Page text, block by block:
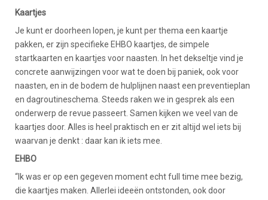
Kaartjes
Je kunt er doorheen lopen, je kunt per thema een kaartje
pakken, er zijn specifieke EHBO kaartjes, de simpele
startkaarten en kaartjes voor naasten. In het dekseltje vind je
concrete aanwijzingen voor wat te doen bij paniek, ook voor
naasten, en in de bodem de hulplijnen naast een preventieplan
en dagroutineschema. Steeds raken we in gesprek als een
onderwerp de revue passeert. Samen kijken we veel van de
kaartjes door. Alles is heel praktisch en er zit altijd wel iets bij
waarvan je denkt : daar kan ik iets mee.
EHBO
“Ik was er op een gegeven moment echt full time mee bezig,
die kaartjes maken. Allerlei ideeën ontstonden, ook door